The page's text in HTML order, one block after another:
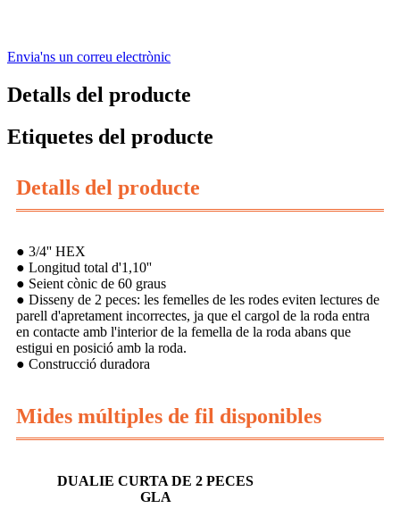
Envia'ns un correu electrònic
Detalls del producte
Etiquetes del producte
Detalls del producte
● 3/4'' HEX
● Longitud total d'1,10''
● Seient cònic de 60 graus
● Disseny de 2 peces: les femelles de les rodes eviten lectures de
parell d'apretament incorrectes, ja que el cargol de la roda entra
en contacte amb l'interior de la femella de la roda abans que
estigui en posició amb la roda.
● Construcció duradora
Mides múltiples de fil disponibles
DUALIE CURTA DE 2 PECES
GLA